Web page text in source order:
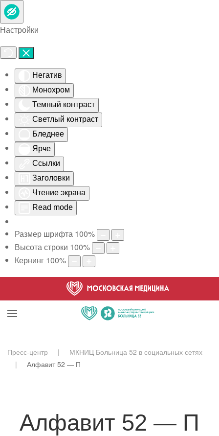
Настройки
Негатив
Монохром
Темный контраст
Светлый контраст
Бледнее
Ярче
Ссылки
Заголовки
Чтение экрана
Read mode
Размер шрифта 100%
Высота строки 100%
Кернинг 100%
Skip to main content
Пресс-центр
МКНИЦ Больница 52 в социальных сетях
Алфавит 52 — П
Алфавит 52 — П